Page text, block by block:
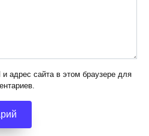
адрес сайта в этом браузере для